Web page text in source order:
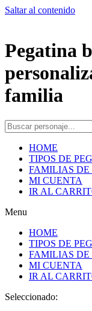
Saltar al contenido
Pegatina
familia
HOME
TIPOS DE
FAMILIAS DE
MI CUENTA
IR AL
Menu
HOME
TIPOS DE
FAMILIAS DE
MI CUENTA
IR AL
Seleccionado: